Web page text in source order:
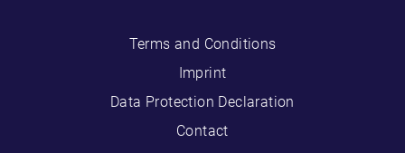
Terms and Conditions
Imprint
Data Protection Declaration
Contact